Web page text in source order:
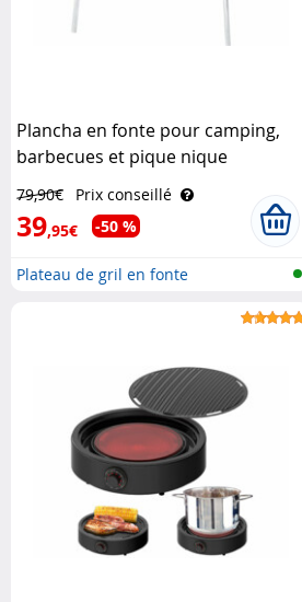
Plancha en fonte pour camping,
barbecues et pique nique
Rosenstein & Söhne
79,90€ Prix conseillé
39,95€ -50 %
Plateau de gril en fonte